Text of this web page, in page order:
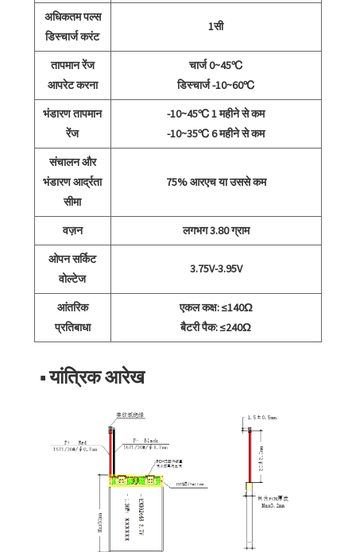
अधिकतम पल्स
डिस्चार्ज करंट
1सी
तापमान रेंज
आपरेट करना
चार्ज 0~45℃
डिस्चार्ज -10~60℃
भंडारण तापमान
रेंज
-10~45℃ 1 महीने से कम
-10~35℃ 6 महीने से कम
संचालन और
भंडारण आर्द्रता
सीमा
75% आरएच या उससे कम
वज़न
लगभग 3.80 ग्राम
ओपन सर्किट
वोल्टेज
3.75V-3.95V
आंतरिक
प्रतिबाधा
एकल कक्ष: ≤140Ω
बैटरी पैक: ≤240Ω
■ यांत्रिक आरेख